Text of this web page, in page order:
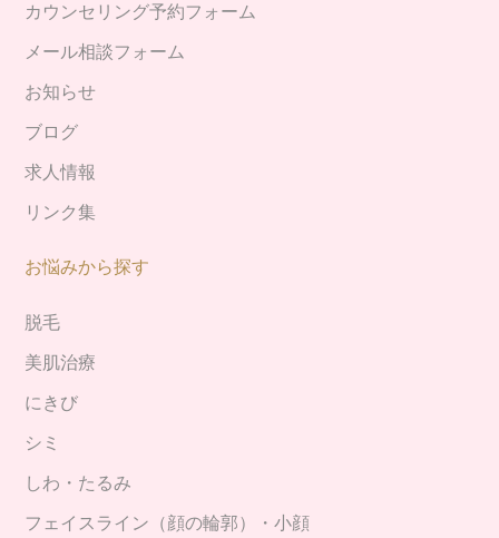
カウンセリング予約フォーム
メール相談フォーム
お知らせ
ブログ
求人情報
リンク集
お悩みから探す
脱毛
美肌治療
にきび
シミ
しわ・たるみ
フェイスライン（顔の輪郭）・小顔